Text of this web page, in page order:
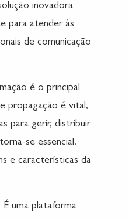
inovadora
para atender às
de comunicação
é o principal
propagação é vital,
para gerir, distribuir
se essencial.
e características da
É uma plataforma